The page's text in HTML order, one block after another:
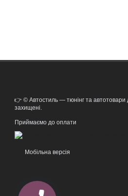
👉 © Автостиль — тюнінг та автотовари
захищені.
Приймаємо до оплати
Мобільна версія